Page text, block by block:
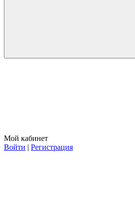
Мой кабинет
Войти | Регистрация